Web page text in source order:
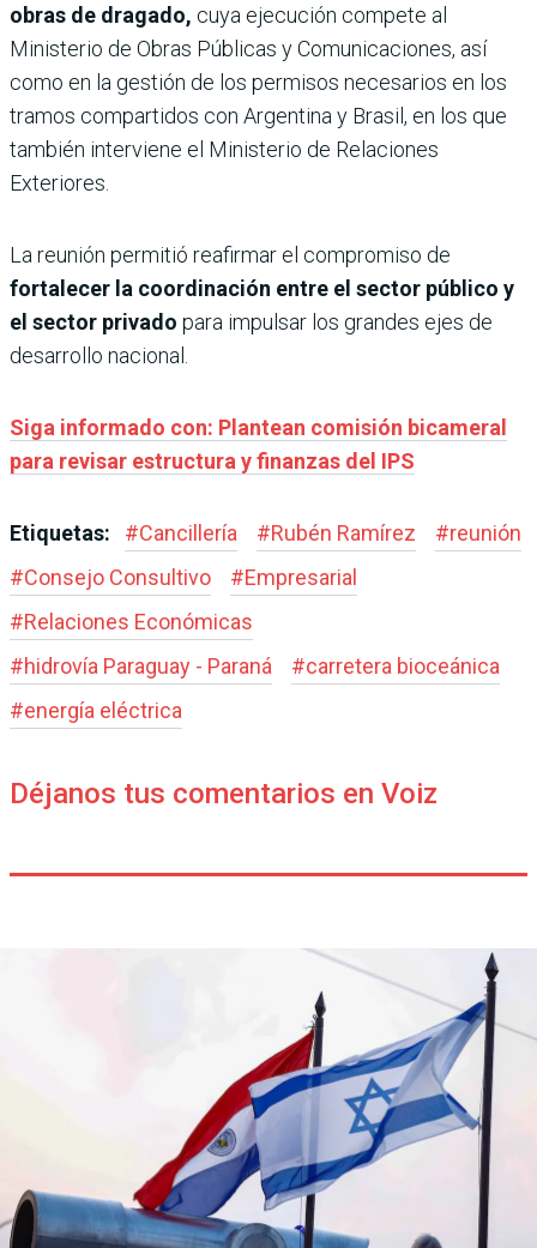
obras de dragado, cuya ejecución compete al
Ministerio de Obras Públicas y Comunicaciones, así
como en la gestión de los permisos necesarios en los
tramos compartidos con Argentina y Brasil, en los que
también interviene el Ministerio de Relaciones
Exteriores.
La reunión permitió reafirmar el compromiso de
fortalecer la coordinación entre el sector público y
el sector privado para impulsar los grandes ejes de
desarrollo nacional.
Siga informado con: Plantean comisión bicameral
para revisar estructura y finanzas del IPS
Etiquetas: #Cancillería #Rubén Ramírez #reunión
#Consejo Consultivo #Empresarial
#Relaciones Económicas
#hidrovía Paraguay - Paraná #carretera bioceánica
#energía eléctrica
Déjanos tus comentarios en Voiz